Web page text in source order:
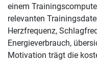
einem
relevanten
Herzfrequenz,
Energieverbrauch,
Motivation trägt die